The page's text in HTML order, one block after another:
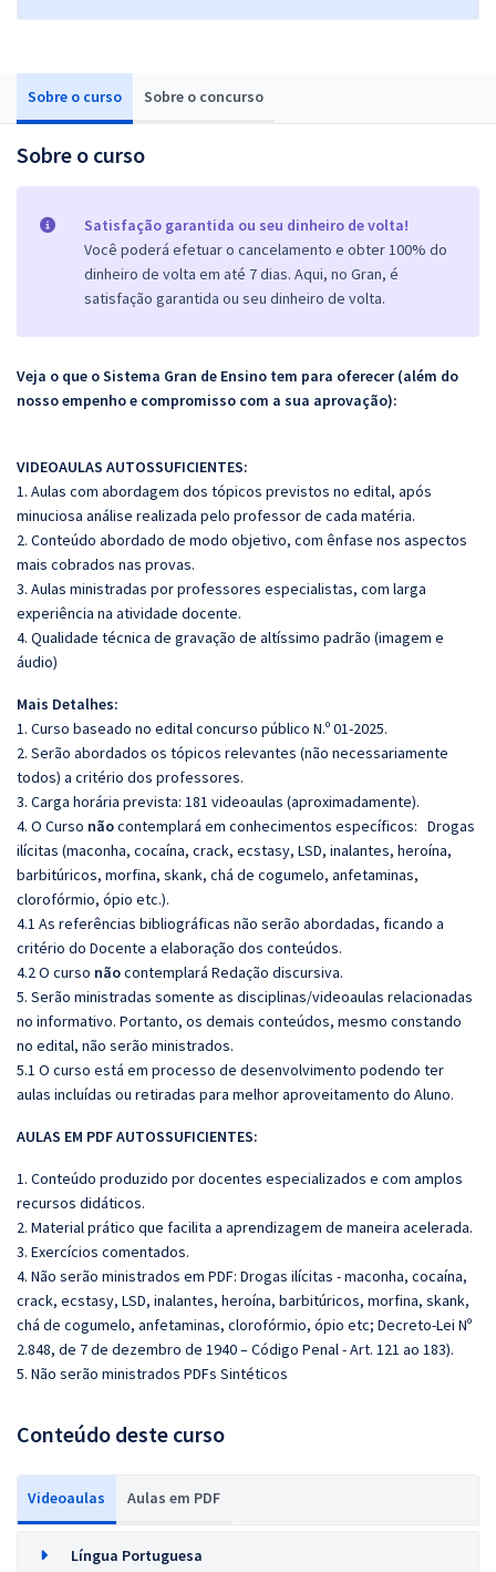
Sobre o curso Sobre o concurso
Sobre o curso
Satisfação garantida ou seu dinheiro de volta!
Você poderá efetuar o cancelamento e obter 100% do
dinheiro de volta em até 7 dias. Aqui, no Gran, é
satisfação garantida ou seu dinheiro de volta.
Veja o que o Sistema Gran de Ensino tem para oferecer (além do
nosso empenho e compromisso com a sua aprovação):
VIDEOAULAS AUTOSSUFICIENTES:
1. Aulas com abordagem dos tópicos previstos no edital, após
minuciosa análise realizada pelo professor de cada matéria.
2. Conteúdo abordado de modo objetivo, com ênfase nos aspectos
mais cobrados nas provas.
3. Aulas ministradas por professores especialistas, com larga
experiência na atividade docente.
4. Qualidade técnica de gravação de altíssimo padrão (imagem e
áudio)
Mais Detalhes:
1. Curso baseado no edital concurso público N.º 01-2025.
2. Serão abordados os tópicos relevantes (não necessariamente
todos) a critério dos professores.
3. Carga horária prevista: 181 videoaulas (aproximadamente).
4. O Curso nãocontemplará em conhecimentos específicos: Drogas
ilícitas (maconha, cocaína, crack, ecstasy, LSD, inalantes, heroína,
barbitúricos, morfina, skank, chá de cogumelo, anfetaminas,
clorofórmio, ópio etc.).
4.1 As referências bibliográficas não serão abordadas, ficando a
critério do Docente a elaboração dos conteúdos.
4.2 O curso nãocontemplará Redação discursiva.
5. Serão ministradas somente as disciplinas/videoaulas relacionadas
no informativo. Portanto, os demais conteúdos, mesmo constando
no edital, não serão ministrados.
5.1 O curso está em processo de desenvolvimento podendo ter
aulas incluídas ou retiradas para melhor aproveitamento do Aluno.
AULAS EM PDF AUTOSSUFICIENTES:
1. Conteúdo produzido por docentes especializados e com amplos
recursos didáticos.
2. Material prático que facilita a aprendizagem de maneira acelerada.
3. Exercícios comentados.
4. Não serão ministrados em PDF: Drogas ilícitas - maconha, cocaína,
crack, ecstasy, LSD, inalantes, heroína, barbitúricos, morfina, skank,
chá de cogumelo, anfetaminas, clorofórmio, ópio etc; Decreto-Lei Nº
2.848, de 7 de dezembro de 1940 – Código Penal - Art. 121 ao 183).
5. Não serão ministrados PDFs Sintéticos
Conteúdo deste curso
Videoaulas Aulas em PDF
Língua Portuguesa